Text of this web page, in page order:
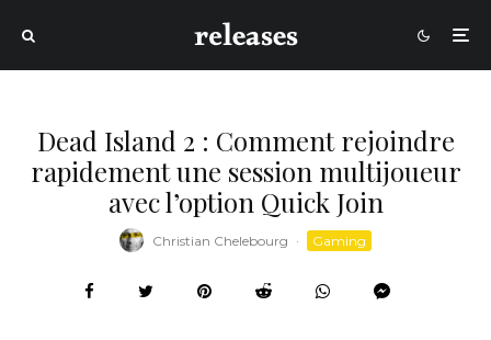
Dead Island 2 : Comment rejoindre
rapidement une session multijoueur
avec l’option Quick Join
Christian Chelebourg · Gaming